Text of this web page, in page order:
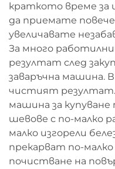
краткото време за
да приемате повече
увеличавате
За много
резултат след
заваръчна машина.
чистият резултат.
машина за купуване
шевове с по-малко
малко изгорели
прекарват по-
почистване на